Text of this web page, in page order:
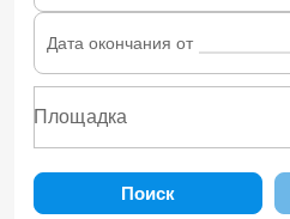
Дата окончания от
Поиск